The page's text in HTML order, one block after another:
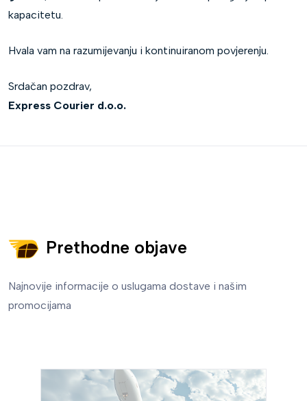
kapacitetu.
Hvala vam na razumijevanju i kontinuiranom povjerenju.
Srdačan pozdrav,
Express Courier d.o.o.
Prethodne objave
Najnovije informacije o uslugama dostave i našim
promocijama